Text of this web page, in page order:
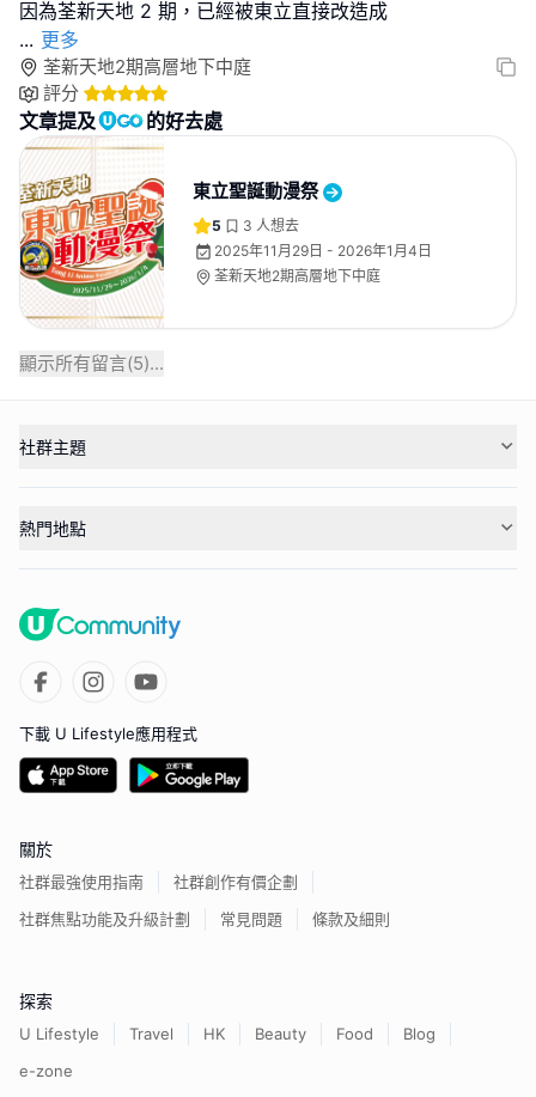
... 更多
荃新天地2期高層地下中庭
評分
文章提及 的好去處
東立聖誕動漫祭
5 3 人想去
2025年11月29日 - 2026年1月4日
荃新天地2期高層地下中庭
顯示所有留言(5)...
社群主題
熱門地點
下載 U Lifestyle應用程式
關於
社群最強使用指南
社群創作有價企劃
社群焦點功能及升級計劃
常見問題 條款及細則
探索
U Lifestyle Travel HK Beauty Food
Blog
e-zone